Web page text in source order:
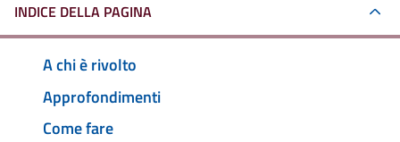
INDICE DELLA PAGINA
A chi è rivolto
Approfondimenti
Come fare